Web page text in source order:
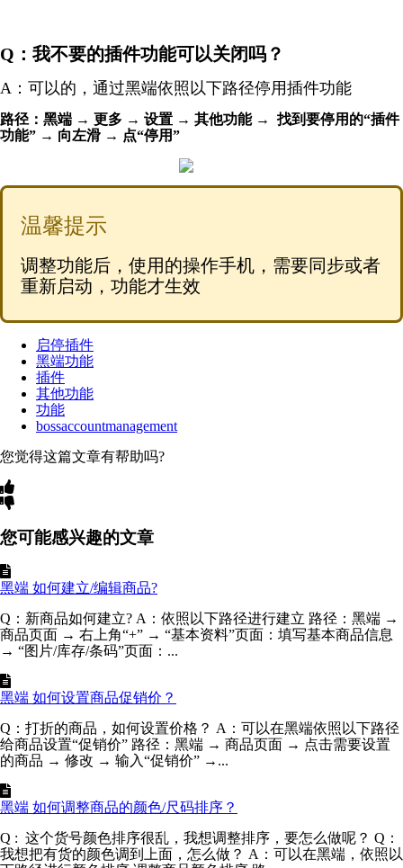
Q：我不要的插件功能可以关闭吗？
A：可以的，通过黑端依照以下路径停用插件功能
路径：黑端 → 更多 → 设置 → 其他功能 → 找到要停用的“插件
功能” → 向左滑 → 点“停用”
温馨提示
调整功能后，使用的操作手机，需要同步或者
重新启动，功能才生效
启停插件
黑端功能
插件
其他功能
功能
bossaccountmanagement
您觉得这篇文章有帮助吗?
您可能感兴趣的文章
黑端 如何建立/编辑商品?
Q：新商品如何建立? A：依照以下路径进行建立 路径：黑端 →
商品页面 → 右上角“+” → “基本资料”页面：填写基本商品信息
→ “图片/库存/条码”页面：...
黑端 如何设置商品促销价？
Q：打折的商品，如何设置价格？ A：可以在黑端依照以下路径
给商品设置“促销价” 路径：黑端 → 商品页面 → 点击需要设置
的商品 → 修改 → 输入“促销价” →...
黑端 如何调整商品的颜色/尺码排序？
Q : 这个货号颜色排序很乱，我想调整排序，要怎么做呢？ Q：
我想把有货的颜色调到上面，怎么做？ A：可以在黑端，依照以